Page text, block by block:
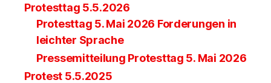
Protesttag 5.5.2026
Protesttag 5. Mai 2026 Forderungen in
leichter Sprache
Pressemitteilung Protesttag 5. Mai 2026
Protest 5.5.2025